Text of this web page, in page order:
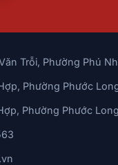
Trỗi, Phường Phú
Phường Phước
Phường Phước